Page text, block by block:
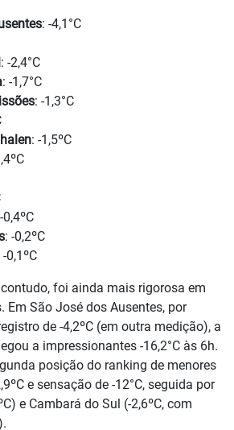
: -4,1°C
: -2,4°C
: -1,7°C
: -1,3°C
: -1,5ºC
0,4ºC
: -0,2ºC
-0,1ºC
foi ainda mais rigorosa em
Em São José dos Ausentes, por
de -4,2ºC (em outra medição), a
a impressionantes -16,2°C às 6h.
posição do ranking de menores
e sensação de -12°C, seguida por
e Cambará do Sul (-2,6ºC, com